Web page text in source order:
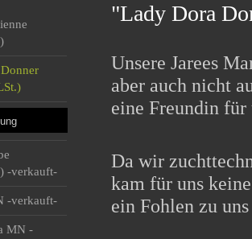
-verkauft-
-verkauft-
MN -
"Lady Dora
Unsere Jarees
aber auch nicht
eine Freundin für
Da wir
kam für uns
ein Fohlen zu